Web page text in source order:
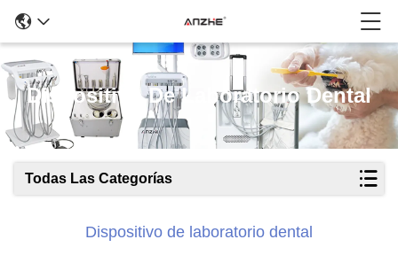
Dispositivo De Laboratorio Dental
Todas Las Categorías
Dispositivo de laboratorio dental